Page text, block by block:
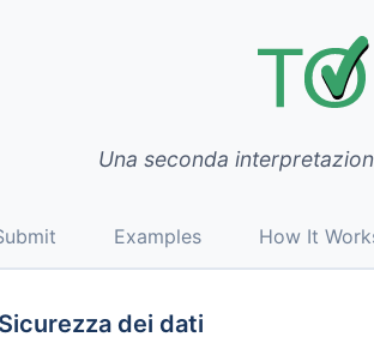
Una seconda
Examples How It
Sicurezza dei dati